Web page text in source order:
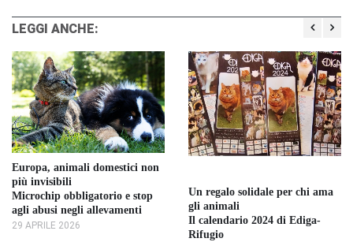
LEGGI ANCHE:
Europa, animali domestici non
più invisibili
Microchip obbligatorio e stop
agli abusi negli allevamenti
29 APRILE 2026
Un regalo solidale per chi ama
gli animali
Il calendario 2024 di Ediga-
Rifugio